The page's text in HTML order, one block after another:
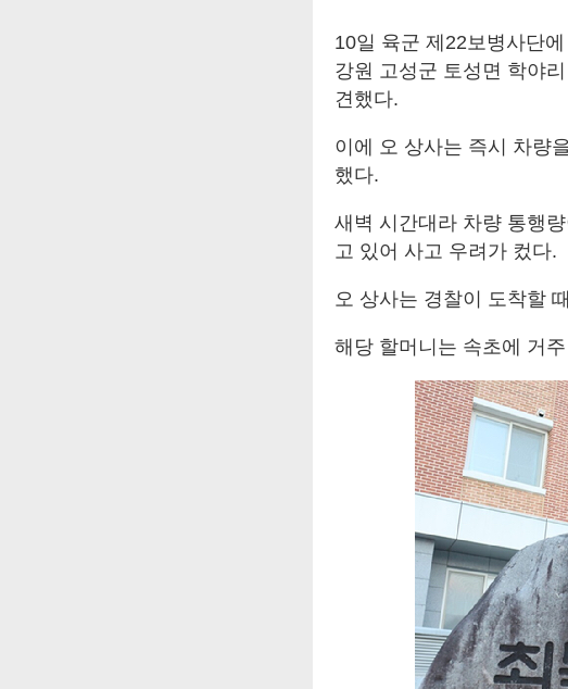
10일 육군 제22보병사단
강원 고성군 토성면 학야
견했다.
이에 오 상사는 즉시 차량
했다.
새벽 시간대라 차량 통행
고 있어 사고 우려가 컸다.
오 상사는 경찰이 도착할
해당 할머니는 속초에 거